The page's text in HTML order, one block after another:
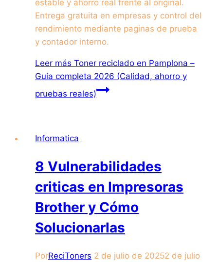
estable y ahorro real frente al original.
Entrega gratuita en empresas y control del
rendimiento mediante paginas de prueba
y contador interno.
Leer más Toner reciclado en Pamplona –
Guia completa 2026 (Calidad, ahorro y
pruebas reales)
Informatica
8 Vulnerabilidades
criticas en Impresoras
Brother y Cómo
Solucionarlas
PorReciToners 2 de julio de 20252 de julio